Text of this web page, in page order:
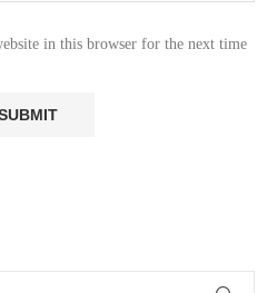
in this browser for the next time